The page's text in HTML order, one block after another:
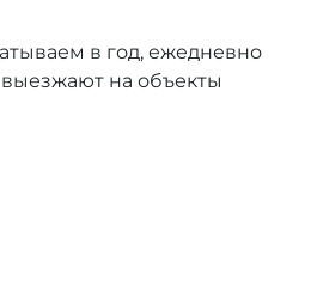
в год, ежедневно
на объекты